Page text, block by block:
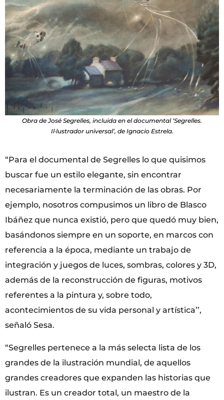
Obra de José Segrelles, incluida en el documental ‘Segrelles.
Il·lustrador universal’, de Ignacio Estrela.
“Para el documental de Segrelles lo que quisimos
buscar fue un estilo elegante, sin encontrar
necesariamente la terminación de las obras. Por
ejemplo, nosotros compusimos un libro de Blasco
Ibáñez que nunca existió, pero que quedó muy bien,
basándonos siempre en un soporte, en marcos con
referencia a la época, mediante un trabajo de
integración y juegos de luces, sombras, colores y 3D,
además de la reconstrucción de figuras, motivos
referentes a la pintura y, sobre todo,
acontecimientos de su vida personal y artística’’,
señaló Sesa.
“Segrelles pertenece a la más selecta lista de los
grandes de la ilustración mundial, de aquellos
grandes creadores que expanden las historias que
ilustran. Es un creador total, un maestro de la